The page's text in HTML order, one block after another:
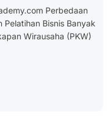
Perbedaan
Pelatihan Bisnis Banyak
Wirausaha (PKW)